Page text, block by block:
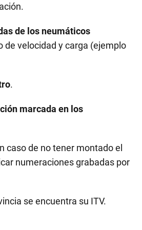
de los neumáticos
de velocidad y carga (ejemplo
.
marcada en los
caso de no tener montado el
numeraciones grabadas por
se encuentra su ITV.